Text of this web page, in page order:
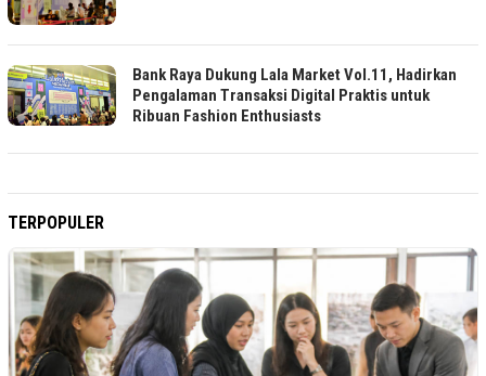
Bank Raya Dukung Lala Market Vol.11, Hadirkan
Pengalaman Transaksi Digital Praktis untuk
Ribuan Fashion Enthusiasts
TERPOPULER